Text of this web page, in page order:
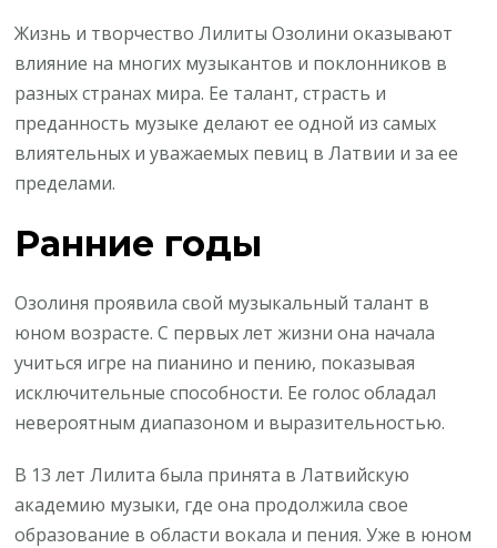
Жизнь и творчество Лилиты Озолини оказывают
влияние на многих музыкантов и поклонников в
разных странах мира. Ее талант, страсть и
преданность музыке делают ее одной из самых
влиятельных и уважаемых певиц в Латвии и за ее
пределами.
Ранние годы
Озолиня проявила свой музыкальный талант в
юном возрасте. С первых лет жизни она начала
учиться игре на пианино и пению, показывая
исключительные способности. Ее голос обладал
невероятным диапазоном и выразительностью.
В 13 лет Лилита была принята в Латвийскую
академию музыки, где она продолжила свое
образование в области вокала и пения. Уже в юном